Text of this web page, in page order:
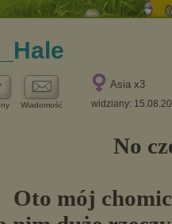
Wiadomość
Asia x3
widziany: